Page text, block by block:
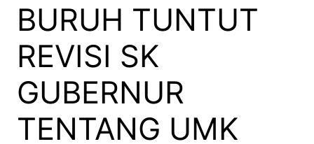
BURUH TUNTUT
REVISI SK
GUBERNUR
TENTANG UMK